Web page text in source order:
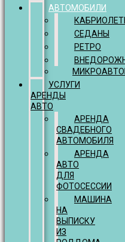
АВТОМОБИЛИ
СЕДАНЫ
РЕТРО
УСЛУГИ
АРЕНДЫ
АВТО
АРЕНДА
СВАДЕБНОГО
АВТОМОБИЛЯ
АРЕНДА
АВТО
ДЛЯ
ФОТОСЕССИИ
МАШИНА
НА
ВЫПИСКУ
ИЗ